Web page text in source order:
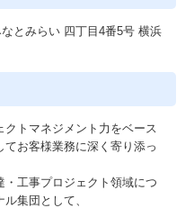
とみらい 四丁目4番5号 横浜
トマネジメント力をベース
お客様業務に深く寄り添っ
工事プロジェクト領域につ
集団として、